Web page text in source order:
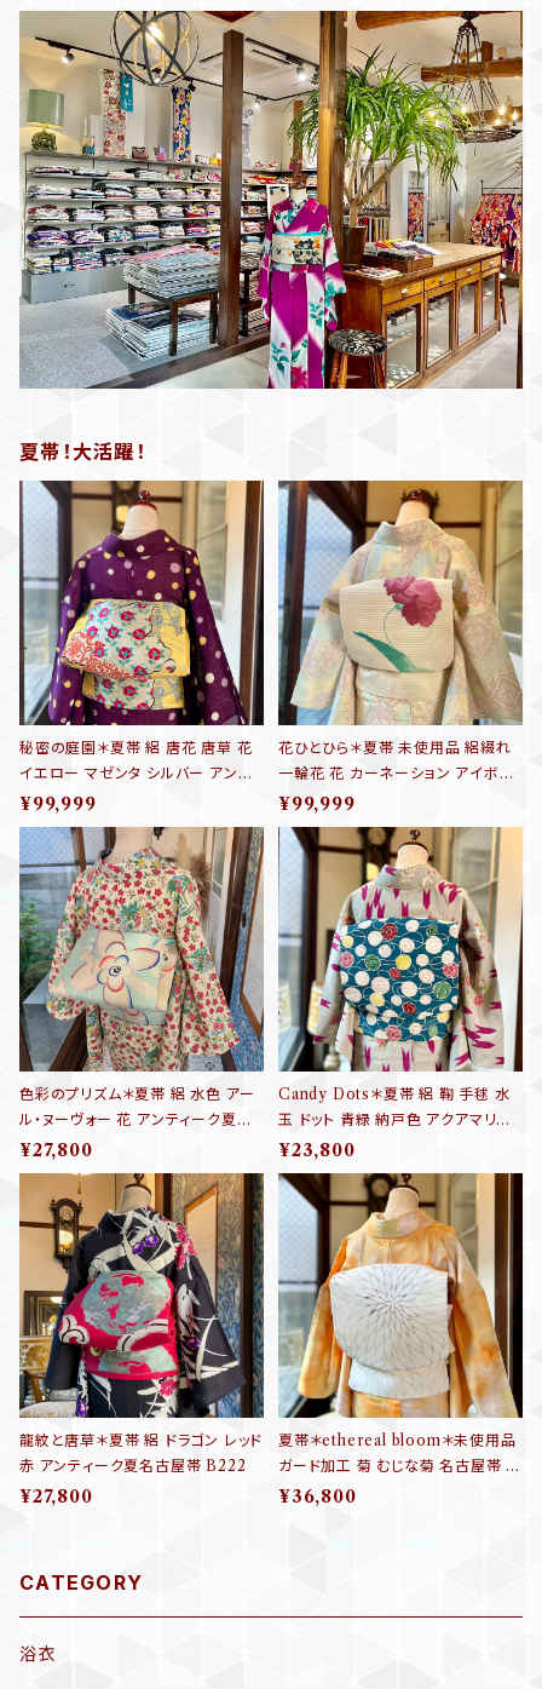
夏帯！大活躍！
秘密の庭園＊夏帯 絽 唐花 唐草 花
イエロー マゼンタ シルバー アンテ
ィーク夏名古屋帯 B689
¥99,999
花ひとひら＊夏帯 未使用品 絽綴れ
一輪花 花 カーネーション アイボリ
ー 八寸名古屋帯 B673
¥99,999
色彩のプリズム＊夏帯 絽 水色 アー
ル・ヌーヴォー 花 アンティーク夏名
古屋帯 B667
¥27,800
Candy Dots＊夏帯 絽 鞠 手毬 水
玉 ドット 青緑 納戸色 アクアマリン
アンティーク夏名古屋帯 B643
¥23,800
龍紋と唐草＊夏帯 絽 ドラゴン レッド
赤 アンティーク夏名古屋帯 B222
¥27,800
夏帯＊ethereal bloom＊未使用品
ガード加工 菊 むじな菊 名古屋帯 B
073
¥36,800
CATEGORY
浴衣